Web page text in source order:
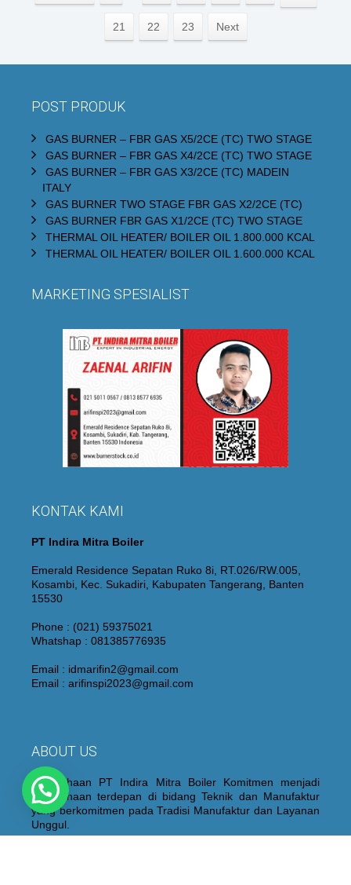
21 22 23 Next
POST PRODUK
GAS BURNER – FBR GAS X5/2CE (TC) TWO STAGE
GAS BURNER – FBR GAS X4/2CE (TC) TWO STAGE
GAS BURNER – FBR GAS X3/2CE (TC) MADEIN
ITALY
GAS BURNER TWO STAGE FBR GAS X2/2CE (TC)
GAS BURNER FBR GAS X1/2CE (TC) TWO STAGE
THERMAL OIL HEATER/ BOILER OIL 1.800.000 KCAL
THERMAL OIL HEATER/ BOILER OIL 1.600.000 KCAL
MARKETING SPESIALIST
KONTAK KAMI
PT Indira Mitra Boiler
Emerald Residence Sepatan Ruko 8i, RT.026/RW.005,
Kosambi, Kec. Sukadiri, Kabupaten Tangerang, Banten
15530
Phone : (021) 59375021
Whatshap : 081385776935
Email : idmarifin2@gmail.com
Email : arifinspi2023@gmail.com
ABOUT US
Perusahaan PT Indira Mitra Boiler Komitmen menjadi
Perusahaan terdepan di bidang Teknik dan Manufaktur
yang berkomitmen pada Tradisi Manufaktur dan Layanan
Unggul.